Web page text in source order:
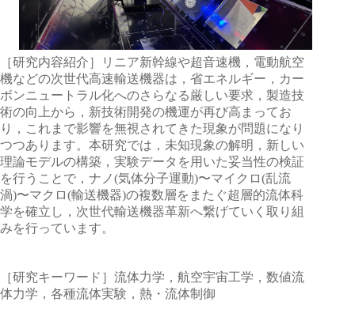
［研究内容紹介］リニア新幹線や超音速機，電動航空
機などの次世代高速輸送機器は，省エネルギー，カー
ボンニュートラル化へのさらなる厳しい要求，製造技
術の向上から，新技術開発の機運が再び高まってお
り，これまで影響を無視されてきた現象が問題になり
つつあります。本研究では，未知現象の解明，新しい
理論モデルの構築，実験データを用いた妥当性の検証
を行うことで，ナノ(気体分子運動)〜マイクロ(乱流
渦)〜マクロ(輸送機器)の複数層をまたぐ超層的流体科
学を確立し，次世代輸送機器革新へ繋げていく取り組
みを行っています。
［研究キーワード］流体力学，航空宇宙工学，数値流
体力学，各種流体実験，熱・流体制御